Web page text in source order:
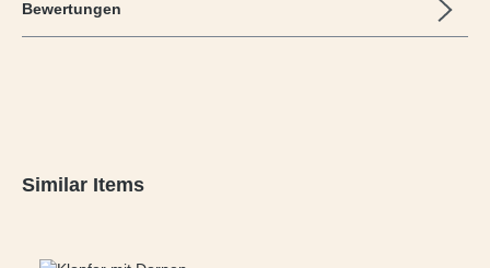
Bewertungen
Produktgalerie überspringen
Similar Items